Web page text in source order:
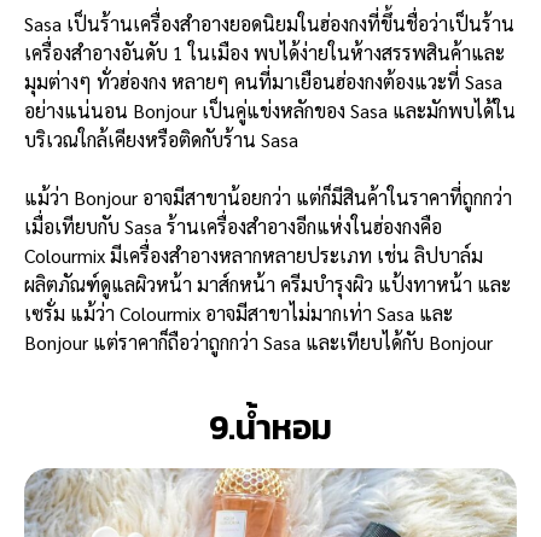
Sasa เป็นร้านเครื่องสำอางยอดนิยมในฮ่องกงที่ขึ้นชื่อว่าเป็นร้าน
เครื่องสำอางอันดับ 1 ในเมือง พบได้ง่ายในห้างสรรพสินค้าและ
มุมต่างๆ ทั่วฮ่องกง หลายๆ คนที่มาเยือนฮ่องกงต้องแวะที่ Sasa
อย่างแน่นอน Bonjour เป็นคู่แข่งหลักของ Sasa และมักพบได้ใน
บริเวณใกล้เคียงหรือติดกับร้าน Sasa
แม้ว่า Bonjour อาจมีสาขาน้อยกว่า แต่ก็มีสินค้าในราคาที่ถูกกว่า
เมื่อเทียบกับ Sasa ร้านเครื่องสำอางอีกแห่งในฮ่องกงคือ
Colourmix มีเครื่องสำอางหลากหลายประเภท เช่น ลิปบาล์ม
ผลิตภัณฑ์ดูแลผิวหน้า มาส์กหน้า ครีมบำรุงผิว แป้งทาหน้า และ
เซรั่ม แม้ว่า Colourmix อาจมีสาขาไม่มากเท่า Sasa และ
Bonjour แต่ราคาก็ถือว่าถูกกว่า Sasa และเทียบได้กับ Bonjour
9.น้ำหอม